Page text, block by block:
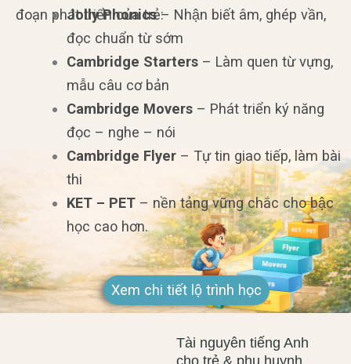
đoạn phát triển của trẻ:
Jolly Phonics– Nhận biết âm, ghép vần,
đọc chuẩn từ sớm
Cambridge Starters– Làm quen từ vựng,
mẫu câu cơ bản
Cambridge Movers– Phát triển ký năng
đọc – nghe – nói
Cambridge Flyer– Tự tin giao tiếp, làm bài
thi
KET – PET– nền tảng vững chắc cho bậc
học cao hơn.
Xem chi tiết lộ trình học
Tài nguyên tiếng Anh
cho trẻ & phụ huynh